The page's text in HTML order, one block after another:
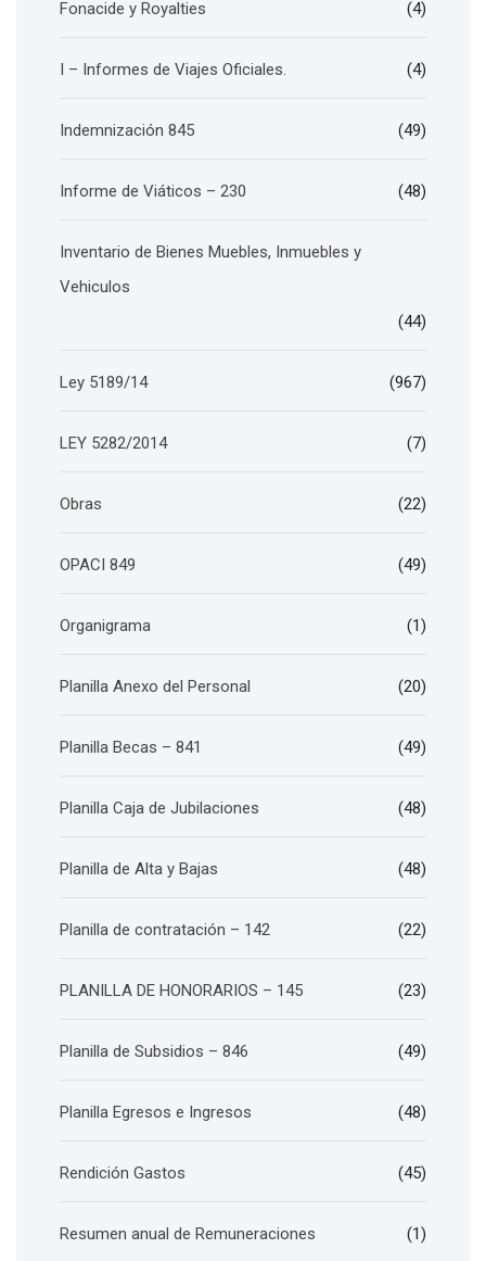
Fonacide y Royalties (4)
I – Informes de Viajes Oficiales. (4)
Indemnización 845 (49)
Informe de Viáticos – 230 (48)
Inventario de Bienes Muebles, Inmuebles y
Vehiculos
(44)
Ley 5189/14 (967)
LEY 5282/2014 (7)
Obras (22)
OPACI 849 (49)
Organigrama (1)
Planilla Anexo del Personal (20)
Planilla Becas – 841 (49)
Planilla Caja de Jubilaciones (48)
Planilla de Alta y Bajas (48)
Planilla de contratación – 142 (22)
PLANILLA DE HONORARIOS – 145 (23)
Planilla de Subsidios – 846 (49)
Planilla Egresos e Ingresos (48)
Rendición Gastos (45)
Resumen anual de Remuneraciones (1)